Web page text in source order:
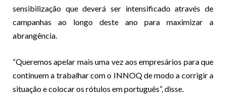
sensibilização que deverá ser intensificado através de
campanhas ao longo deste ano para maximizar a
abrangência.
“Queremos apelar mais uma vez aos empresários para que
continuem a trabalhar com o INNOQ de modo a corrigir a
situação e colocar os rótulos em português”, disse.